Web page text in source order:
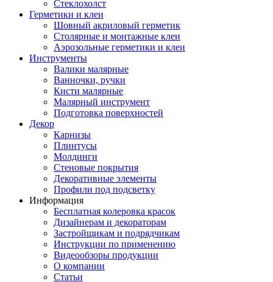
Стеклохолст
Герметики и клеи
Шовный акриловый герметик
Столярные и монтажные клеи
Аэрозольные герметики и клеи
Инструменты
Валики малярные
Ванночки, ручки
Кисти малярные
Малярный инструмент
Подготовка поверхностей
Декор
Карнизы
Плинтусы
Молдинги
Стеновые покрытия
Декоративные элементы
Профили под подсветку
Информация
Бесплатная колеровка красок
Дизайнерам и декораторам
Застройщикам и подрядчикам
Инструкции по применению
Видеообзоры продукции
О компании
Статьи